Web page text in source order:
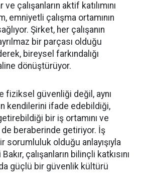
çalışanların aktif katılımını
emniyetli çalışma ortamının
Şirket, her çalışanın
bir parçası olduğu
bireysel farkındalığı
dönüştürüyor.
fiziksel güvenliği değil, aynı
kendilerini ifade edebildiği,
bir iş ortamını ve
beraberinde getiriyor. İş
sorumluluk olduğu anlayışıyla
çalışanların bilinçli katkısını
güçlü bir güvenlik kültürü